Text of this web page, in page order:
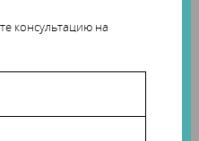
консультацию на